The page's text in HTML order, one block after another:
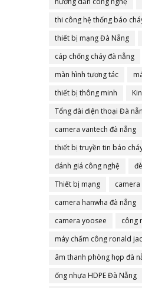
thi công hệ thống báo
thiết bị mạng Đà Nẵng
cáp chống cháy đà nẵng
màn hình tương tác
thiết bị thông minh
Tổng đài điện thoại Đà
camera vantech đà nẵng
thiết bị truyền tin báo
đánh giá công nghệ
Thiết bị mạng
camera
camera hanwha đà nẵng
camera yoosee
công
máy chấm công ronald
âm thanh phòng họp đà
ống nhựa HDPE Đà Nẵng